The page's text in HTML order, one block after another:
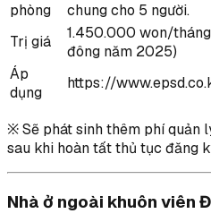
phòng
chung cho 5 người.
Trị giá
1.450.000 won/
đông năm 2025)
Áp
dụng
https://
※ Sẽ phát sinh thêm phí quản
sau khi hoàn tất thủ tục đăng
Nhà ở ngoài khuôn viên